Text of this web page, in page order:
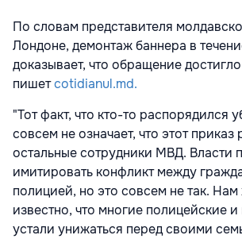
По словам представителя
Лондоне, демонтаж баннера в
доказывает, что обращение
пишетcotidianul.md.
"Тот факт, что кто-то распорядился
совсем не означает, что этот приказ
остальные сотрудники МВД. Власти
имитировать конфликт между
полицией, но это совсем не так.
известно, что многие полицейские
устали унижаться перед своими